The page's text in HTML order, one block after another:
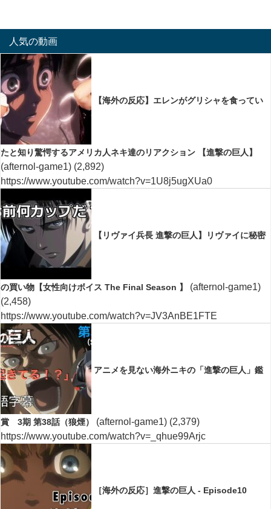
人気の動画
【海外の反応】エレンがグリシャを食ってい
たと知り驚愕するアメリカ人ネキ達のリアクション 【進撃の巨人】
(afternol-game1) (2,892)
https://www.youtube.com/watch?v=1U8j5ugXUa0
【リヴァイ兵長 進撃の巨人】リヴァイに秘密
の買い物【女性向けボイス The Final Season 】
(afternol-game1)
(2,458)
https://www.youtube.com/watch?v=JV3AnBE1FTE
アニメを見ない海外ニキの「進撃の巨人」鑑
賞 3期 第38話（狼煙） (afternol-game1) (2,379)
https://www.youtube.com/watch?v=_qhue99Arjc
［海外の反応］進撃の巨人 - Episode10